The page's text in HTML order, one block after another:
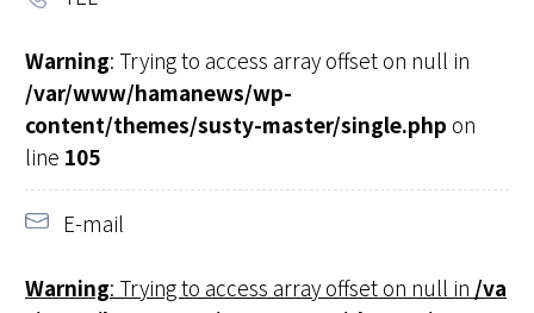
Warning: Trying to access array offset on null in
/var/www/hamanews/wp-
content/themes/susty-master/single.php on
line 105
E-mail
Warning: Trying to access array offset on null in /va